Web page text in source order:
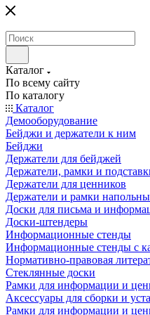
Каталог
По всему сайту
По каталогу
Каталог
Демооборудование
Бейджи и держатели к ним
Бейджи
Держатели для бейджей
Держатели, рамки и
Держатели для ценников
Держатели и рамки
Доски для письма и
Доски-штендеры
Информационные стенды
Информационные стенды с
Нормативно-правовая
Стеклянные доски
Рамки для информации и
Аксессуары для сборки и
Рамки для информации и